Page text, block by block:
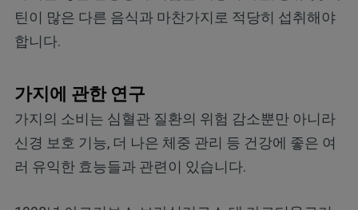
틴이 많은 다른 음식과 마찬가지로 적당히 섭취해야
합니다.
가지에 관한 연구
가지의 소비는 심혈관 질환의 위험 감소뿐만 아니라
신경 보호 기능, 더 나은 체중 관리 등 건강에 좋은 여
러 유익한 효능들과 관련이 있습니다.